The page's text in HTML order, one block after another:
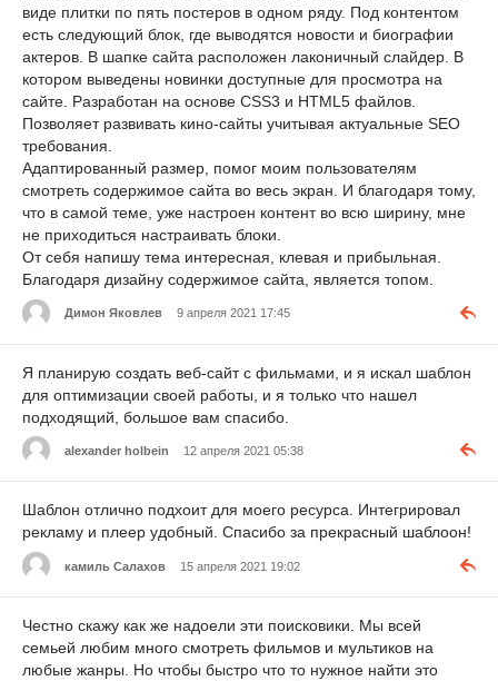
виде плитки по пять постеров в одном ряду. Под контентом
есть следующий блок, где выводятся новости и биографии
актеров. В шапке сайта расположен лаконичный слайдер. В
котором выведены новинки доступные для просмотра на
сайте. Разработан на основе CSS3 и HTML5 файлов.
Позволяет развивать кино-сайты учитывая актуальные SEO
требования.
Адаптированный размер, помог моим пользователям
смотреть содержимое сайта во весь экран. И благодаря тому,
что в самой теме, уже настроен контент во всю ширину, мне
не приходиться настраивать блоки.
От себя напишу тема интересная, клевая и прибыльная.
Благодаря дизайну содержимое сайта, является топом.
Димон Яковлев 9 апреля 2021 17:45
Я планирую создать веб-сайт с фильмами, и я искал шаблон
для оптимизации своей работы, и я только что нашел
подходящий, большое вам спасибо.
alexander holbein 12 апреля 2021 05:38
Шаблон отлично подхоит для моего ресурса. Интегрировал
рекламу и плеер удобный. Спасибо за прекрасный шаблоон!
камиль Салахов 15 апреля 2021 19:02
Честно скажу как же надоели эти поисковики. Мы всей
семьей любим много смотреть фильмов и мультиков на
любые жанры. Но чтобы быстро что то нужное найти это